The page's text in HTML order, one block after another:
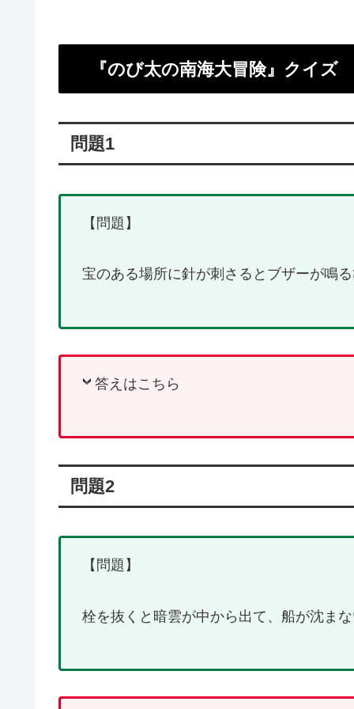
『のび太の南海大冒険』クイズ
問題1
【問題】
宝のある場所に針が刺さるとブザーが鳴
答えはこちら
問題2
【問題】
栓を抜くと暗雲が中から出て、船が沈ま